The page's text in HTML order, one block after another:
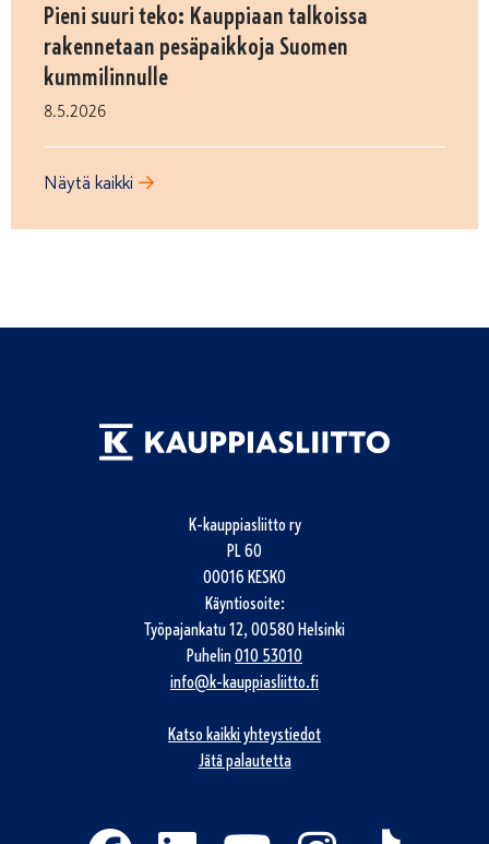
Pieni suuri teko: Kauppiaan talkoissa
rakennetaan pesäpaikkoja Suomen
kummilinnulle
8.5.2026
Näytä kaikki
K-kauppiasliitto ry
PL 60
00016 KESKO
Käyntiosoite:
Työpajankatu 12, 00580 Helsinki
Puhelin010 53010
info@k-kauppiasliitto.fi
Katso kaikki yhteystiedot
Jätä palautetta